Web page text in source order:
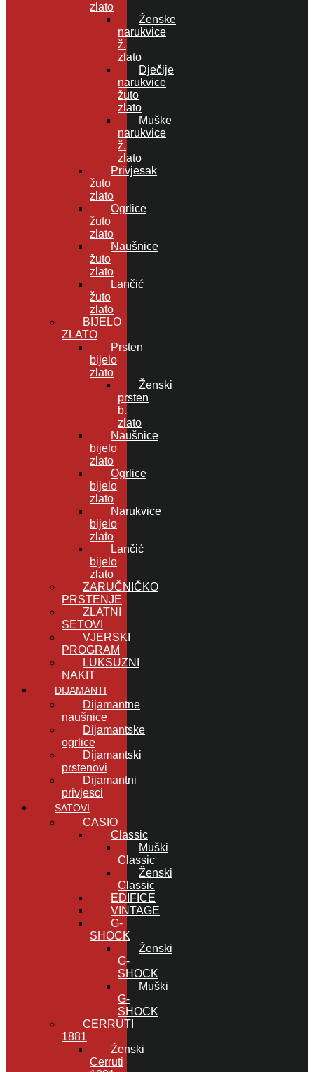
zlato
Ženske
narukvice
ž.
zlato
Dječije
narukvice
žuto
zlato
Muške
narukvice
ž.
zlato
Privjesak
žuto
zlato
Ogrlice
žuto
zlato
Naušnice
žuto
zlato
Lančić
žuto
zlato
BIJELO
ZLATO
Prsten
bijelo
zlato
Ženski
prsten
b.
zlato
Naušnice
bijelo
zlato
Ogrlice
bijelo
zlato
Narukvice
bijelo
zlato
Lančić
bijelo
zlato
ZARUČNIČKO
PRSTENJE
ZLATNI
SETOVI
VJERSKI
PROGRAM
LUKSUZNI
NAKIT
DIJAMANTI
Dijamantne
naušnice
Dijamantske
ogrlice
Dijamantski
prstenovi
Dijamantni
privjesci
SATOVI
CASIO
Classic
Muški
Classic
Ženski
Classic
EDIFICE
VINTAGE
G-
SHOCK
Ženski
G-
SHOCK
Muški
G-
SHOCK
CERRUTI
1881
Ženski
Cerruti